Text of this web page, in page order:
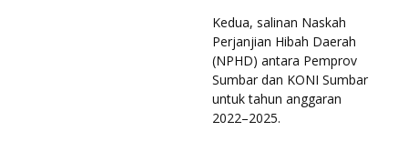
Kedua, salinan Naskah
Perjanjian Hibah Daerah
(NPHD) antara Pemprov
Sumbar dan KONI Sumbar
untuk tahun anggaran
2022–2025.